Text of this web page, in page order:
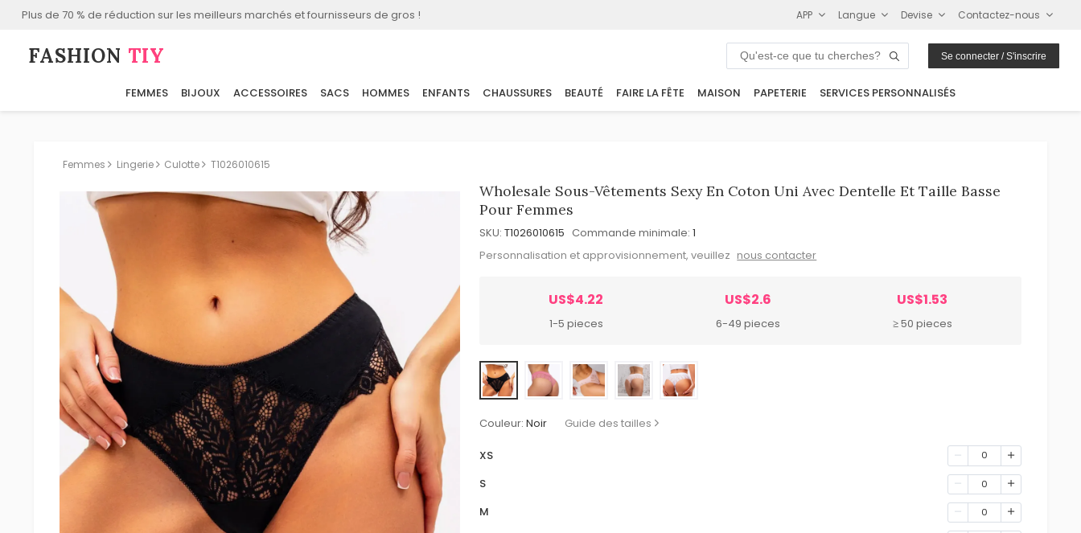
Plus de 70 % de réduction sur les meilleurs marchés et fournisseurs de gros ! APP Langue Devise Contactez-nous
FASHION⁠ TIY Se connecter / S'inscrire
FEMMES BIJOUX ACCESSOIRES SACS HOMMES ENFANTS CHAUSSURES BEAUTÉ FAIRE LA FÊTE MAISON PAPETERIE SERVICES PERSONNALISÉS
Femmes Lingerie Culotte T1026010615
Wholesale Sous-Vêtements Sexy En Coton Uni Avec Dentelle Et Taille Basse
Pour Femmes
SKU: T1026010615 Commande minimale: 1
Personnalisation et approvisionnement, veuillez nous contacter
US$4.22
1-5 pieces
US$2.6
6-49 pieces
US$1.53
≥ 50 pieces
Couleur: Noir Guide des tailles
XS 0
S 0
M 0